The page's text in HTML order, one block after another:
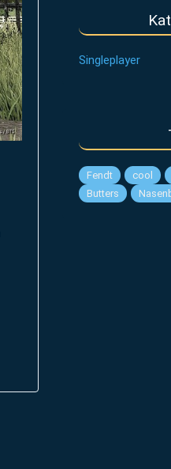
Singleplayer
Fendt cool
Butters